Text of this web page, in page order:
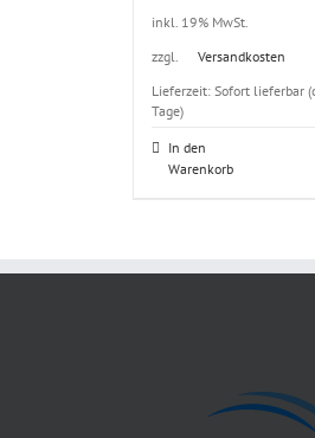
inkl. 19% MwSt.
zzgl.
Versandkosten
Lieferzeit: Sofort lieferbar
Tage)
In den
Warenkorb